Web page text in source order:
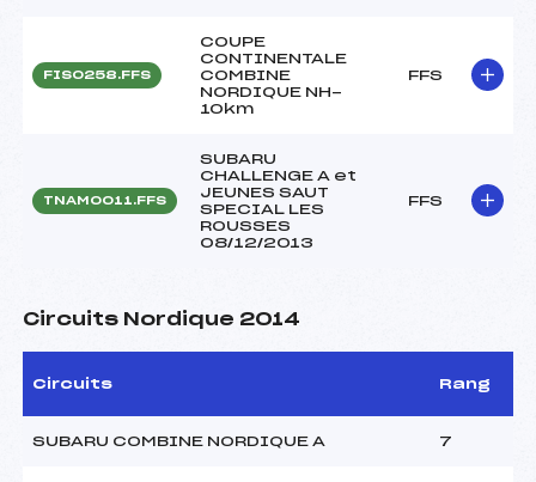
FIS0258.FFS
COUPE
CONTINENTALE
COMBINE
NORDIQUE NH-
10km
FFS
TNAM0011.FFS
SUBARU
CHALLENGE A et
JEUNES SAUT
SPECIAL LES
ROUSSES
08/12/2013
FFS
Circuits Nordique 2014
Circuits Rang
SUBARU COMBINE NORDIQUE A 7